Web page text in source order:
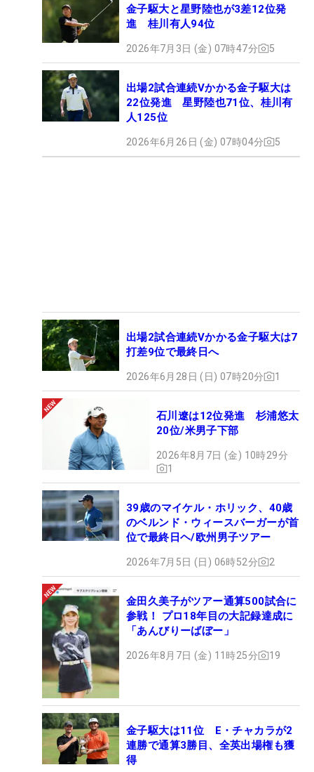
金子駆大と星野陸也が3差12位発
進 桂川有人94位
2026年7月3日 (金) 07時47分 5
出場2試合連続Vかかる金子駆大は
22位発進 星野陸也71位、桂川有
人125位
2026年6月26日 (金) 07時04分 5
出場2試合連続Vかかる金子駆大は7
打差9位で最終日へ
2026年6月28日 (日) 07時20分 1
石川遼は12位発進 杉浦悠太
20位/米男子下部
2026年8月7日 (金) 10時29分
1
39歳のマイケル・ホリック、40歳
のベルンド・ウィースバーガーが首
位で最終日ヘ/欧州男子ツアー
2026年7月5日 (日) 06時52分 2
金田久美子がツアー通算500試合に
参戦！ プロ18年目の大記録達成に
「あんびりーばぼー」
2026年8月7日 (金) 11時25分 19
金子駆大は11位 E・チャカラが2
連勝で通算3勝目、全英出場権も獲
得